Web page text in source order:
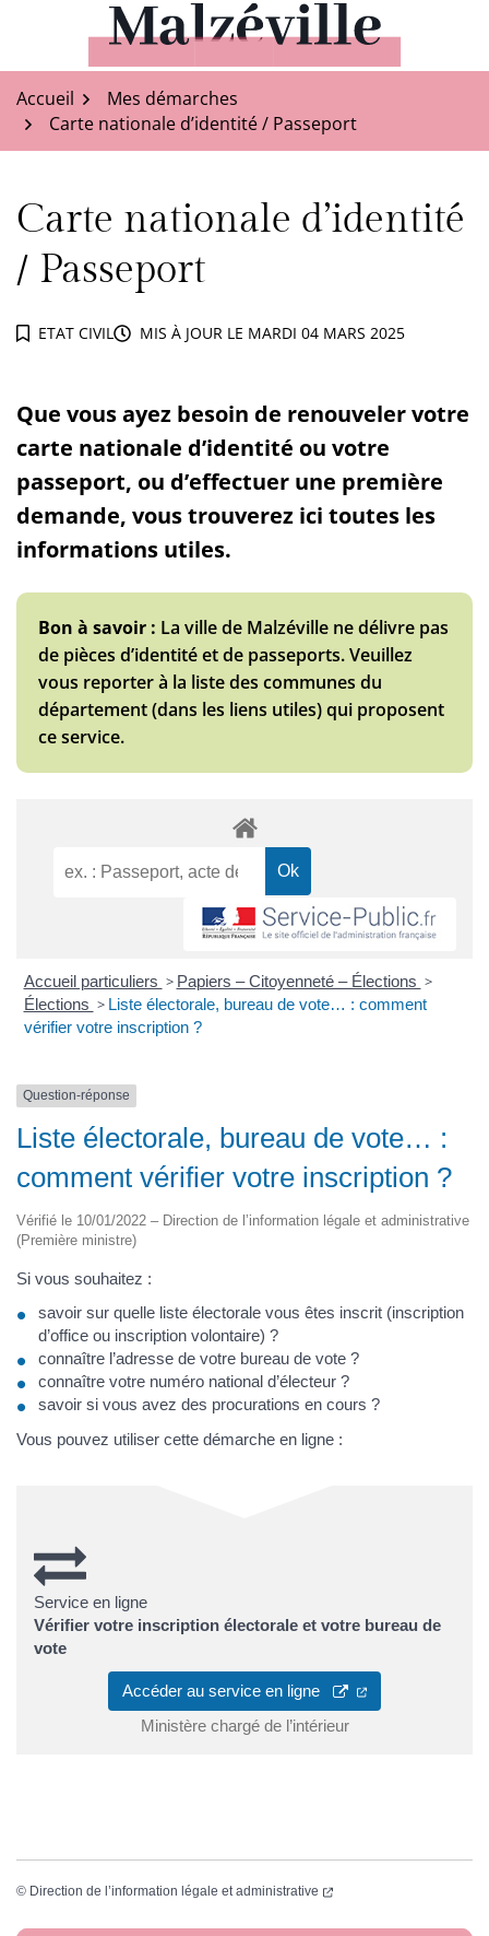
contenu
Malzéville
Accueil
Mes démarches
Carte nationale d’identité / Passeport
Carte nationale d’identité
/ Passeport
ETAT CIVIL MIS À JOUR LE MARDI 04 MARS 2025
Que vous ayez besoin de renouveler votre
carte nationale d’identité ou votre
passeport, ou d’effectuer une première
demande, vous trouverez ici toutes les
informations utiles.
Bon à savoir : La ville de Malzéville ne délivre pas
de pièces d’identité et de passeports. Veuillez
vous reporter à la liste des communes du
département (dans les liens utiles) qui proposent
ce service.
Accueil particuliers > Papiers – Citoyenneté – Élections >
Élections > Liste électorale, bureau de vote… : comment
vérifier votre inscription ?
Question-réponse
Liste électorale, bureau de vote… :
comment vérifier votre inscription ?
Vérifié le 10/01/2022 – Direction de l’information légale et administrative
(Première ministre)
Si vous souhaitez :
savoir sur quelle liste électorale vous êtes inscrit (inscription
d’office ou inscription volontaire) ?
connaître l’adresse de votre bureau de vote ?
connaître votre numéro national d’électeur ?
savoir si vous avez des procurations en cours ?
Vous pouvez utiliser cette démarche en ligne :
Service en ligne
Vérifier votre inscription électorale et votre bureau de
vote
Accéder au service en ligne
(ouverture dans
Ministère chargé de l’intérieur
© Direction de l’information légale et administrative (ouverture dans un